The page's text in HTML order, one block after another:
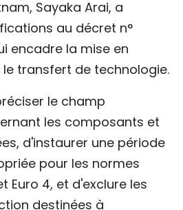
Sayaka Arai, a
au décret n°
encadre la mise en
transfert de technologie.
le champ
les composants et
d'instaurer une période
pour les normes
Euro 4, et d'exclure les
destinées à